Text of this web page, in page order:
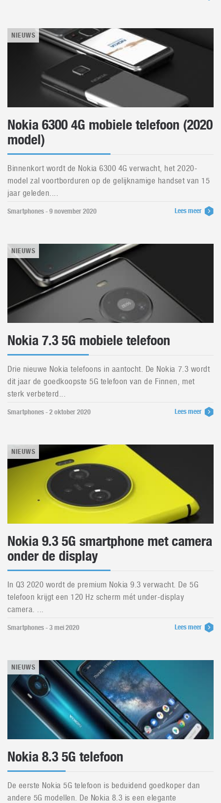
NIEUWS
Nokia 6300 4G mobiele telefoon (2020
model)
Binnenkort wordt de Nokia 6300 4G verwacht, het 2020-
model zal voortborduren op de gelijknamige handset van 15
jaar geleden....
Smartphones - 9 november 2020 Lees meer
NIEUWS
Nokia 7.3 5G mobiele telefoon
Drie nieuwe Nokia telefoons in aantocht. De Nokia 7.3 wordt
dit jaar de goedkoopste 5G telefoon van de Finnen, met
sterk verbeterd...
Smartphones - 2 oktober 2020 Lees meer
NIEUWS
Nokia 9.3 5G smartphone met camera
onder de display
In Q3 2020 wordt de premium Nokia 9.3 verwacht. De 5G
telefoon krijgt een 120 Hz scherm mét under-display
camera. ...
Smartphones - 3 mei 2020 Lees meer
NIEUWS
Nokia 8.3 5G telefoon
De eerste Nokia 5G telefoon is beduidend goedkoper dan
andere 5G modellen. De Nokia 8.3 is een elegante